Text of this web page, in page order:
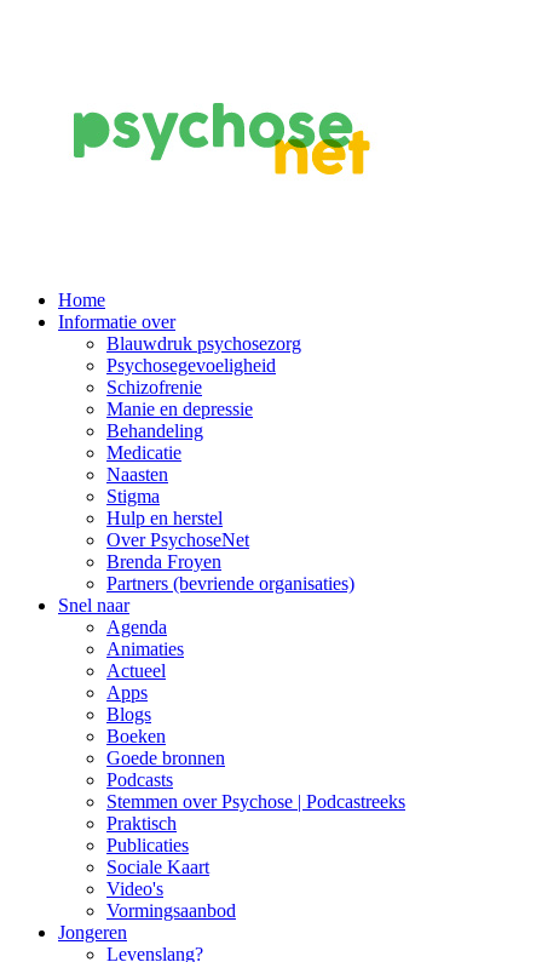
Main
Navigation
Home
Informatie over
Blauwdruk psychosezorg
Psychosegevoeligheid
Schizofrenie
Manie en depressie
Behandeling
Medicatie
Naasten
Stigma
Hulp en herstel
Over PsychoseNet
Brenda Froyen
Partners (bevriende organisaties)
Snel naar
Agenda
Animaties
Actueel
Apps
Blogs
Boeken
Goede bronnen
Podcasts
Stemmen over Psychose | Podcastreeks
Praktisch
Publicaties
Sociale Kaart
Video's
Vormingsaanbod
Jongeren
Levenslang?